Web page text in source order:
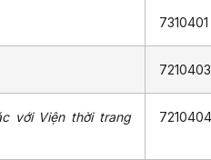
7310401
7210403
với Viện thời trang
7210404